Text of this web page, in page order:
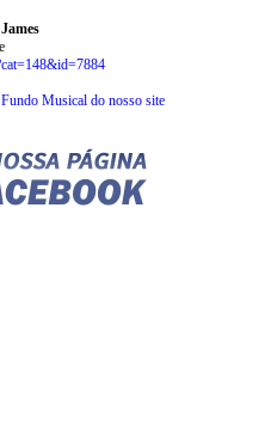
James
Fundo Musical do nosso site